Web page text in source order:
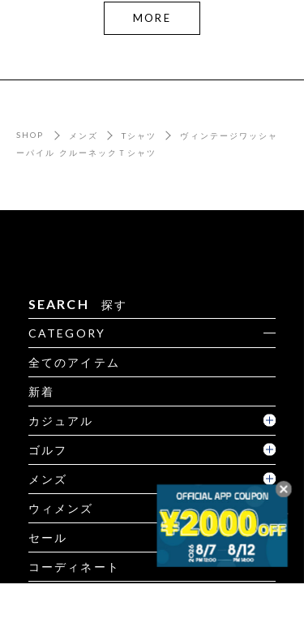
MORE
SHOP メンズ Tシャツ
ヴィンテージワッシャ
ーパイル クルーネックＴシャツ
SEARCH 探す
CATEGORY
全てのアイテム
新着
カジュアル
ゴルフ
メンズ
ウィメンズ
セール
コーディネート